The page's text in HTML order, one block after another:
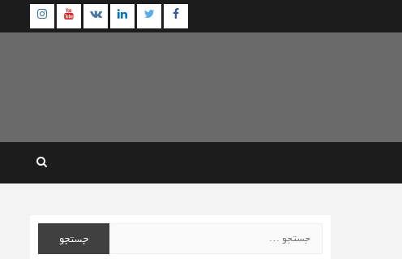
Facebook
Twitter
Linkedin
VK
برای: